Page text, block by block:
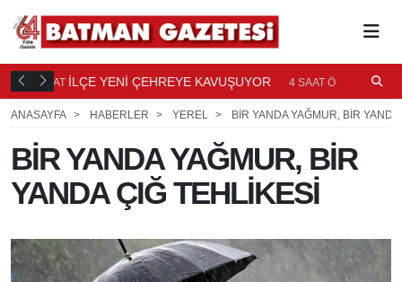
4 SAAT İLÇE YENİ ÇEHREYE KAVUŞUYOR 4 SAAT ÖNCE
ANASAYFA
HABERLER YEREL BİR YANDA YAĞMUR, BİR
BİR YANDA YAĞMUR, BİR
YANDA ÇIĞ TEHLİKESİ